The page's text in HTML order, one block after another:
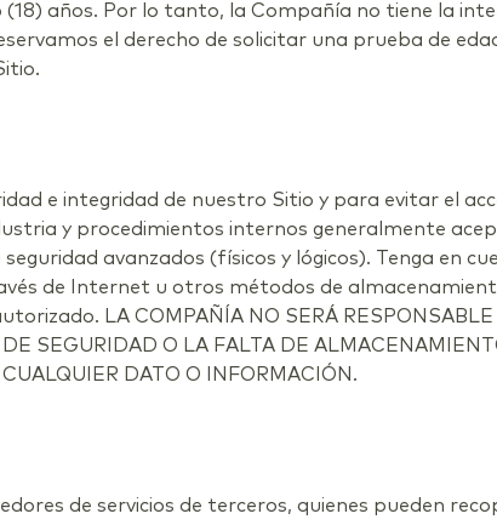
años. Por lo tanto, la Compañía no tiene la
el derecho de solicitar una prueba de
e integridad de nuestro Sitio y para evitar el
y procedimientos internos generalmente
avanzados (físicos y lógicos). Tenga en
de Internet u otros métodos de
LA COMPAÑÍA NO SERÁ RESPONSABLE
SEGURIDAD O LA FALTA DE
DATO O INFORMACIÓN.
de servicios de terceros, quienes pueden